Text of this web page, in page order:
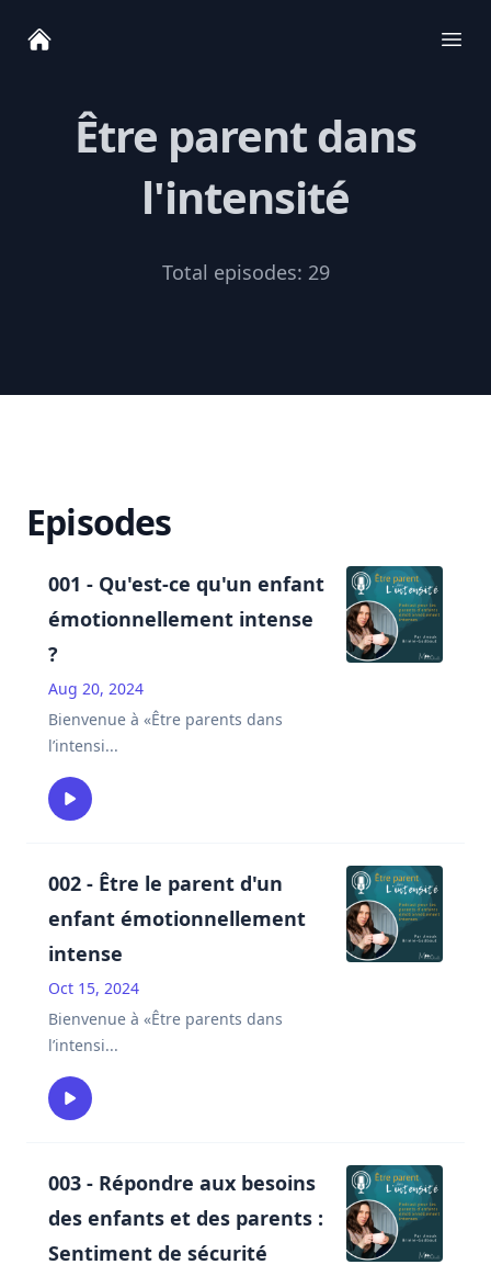
Être parent dans
l'intensité
Total episodes: 29
Episodes
001 - Qu'est-ce qu'un enfant
émotionnellement intense
?
Aug 20, 2024
Bienvenue à «Être parents dans
l’intensi...
002 - Être le parent d'un
enfant émotionnellement
intense
Oct 15, 2024
Bienvenue à «Être parents dans
l’intensi...
003 - Répondre aux besoins
des enfants et des parents :
Sentiment de sécurité